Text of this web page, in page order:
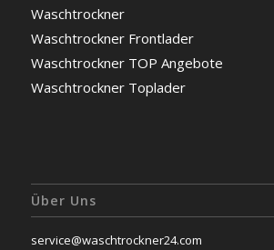
Waschtrockner
Waschtrockner Frontlader
Waschtrockner TOP Angebote
Waschtrockner Toplader
Über Uns
service@waschtrockner24.com